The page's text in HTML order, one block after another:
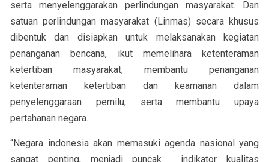
serta menyelenggarakan perlindungan masyarakat. Dan
satuan perlindungan masyarakat (Linmas) secara khusus
dibentuk dan disiapkan untuk melaksanakan kegiatan
penanganan bencana, ikut memelihara ketenteraman
ketertiban masyarakat, membantu penanganan
ketenteraman ketertiban dan keamanan dalam
penyelenggaraan pemilu, serta membantu upaya
pertahanan negara.
“Negara indonesia akan memasuki agenda nasional yang
sangat penting, menjadi puncak indikator kualitas